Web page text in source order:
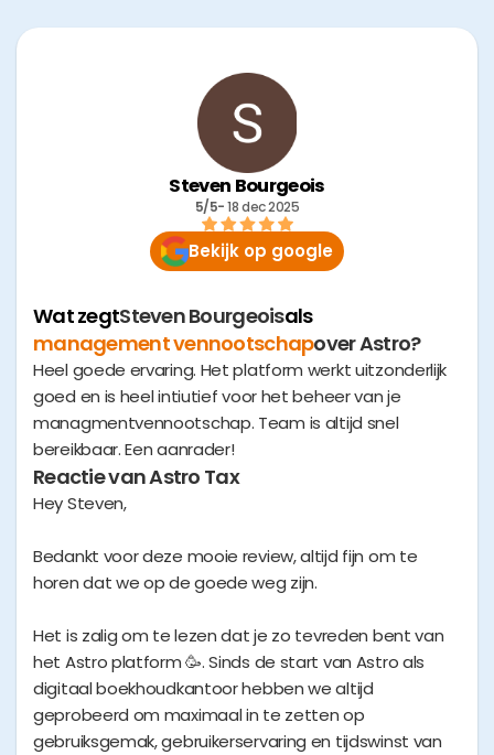
Steven Bourgeois
5/5- 18 dec 2025
Bekijk op google
Wat zegtSteven Bourgeoisals
management vennootschapover Astro?
Heel goede ervaring. Het platform werkt uitzonderlijk
goed en is heel intiutief voor het beheer van je
managmentvennootschap. Team is altijd snel
bereikbaar. Een aanrader!
Reactie van Astro Tax
Hey Steven,
Bedankt voor deze mooie review, altijd fijn om te
horen dat we op de goede weg zijn.
Het is zalig om te lezen dat je zo tevreden bent van
het Astro platform 🥳. Sinds de start van Astro als
digitaal boekhoudkantoor hebben we altijd
geprobeerd om maximaal in te zetten op
gebruiksgemak, gebruikerservaring en tijdswinst van